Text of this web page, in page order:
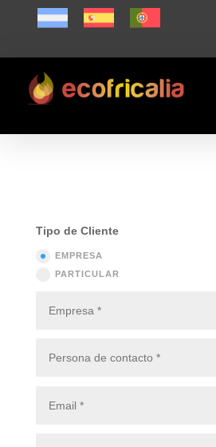
Tipo de Cliente
EMPRESA
PARTICULAR